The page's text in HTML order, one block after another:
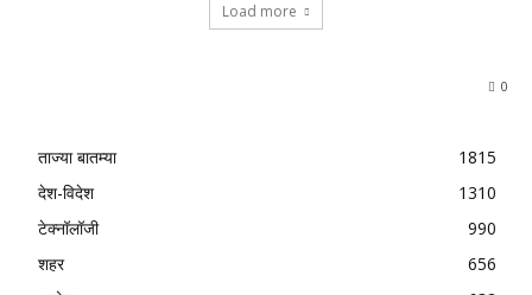
Load more
0
ताज्या बातम्या
1815
देश-विदेश
1310
टेक्नॉलॉजी
990
शहर
656